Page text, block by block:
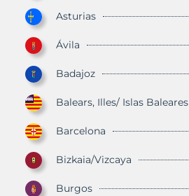
Asturias
Ávila
Badajoz
Balears, Illes/ Islas Baleares
Barcelona
Bizkaia/Vizcaya
Burgos